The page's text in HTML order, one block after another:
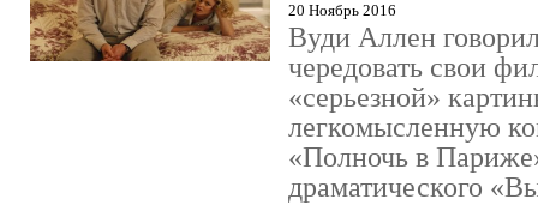
20 Ноябрь 2016
Вуди Аллен
чередовать свои
«серьезной»
легкомысленную
«Полночь в
драматического